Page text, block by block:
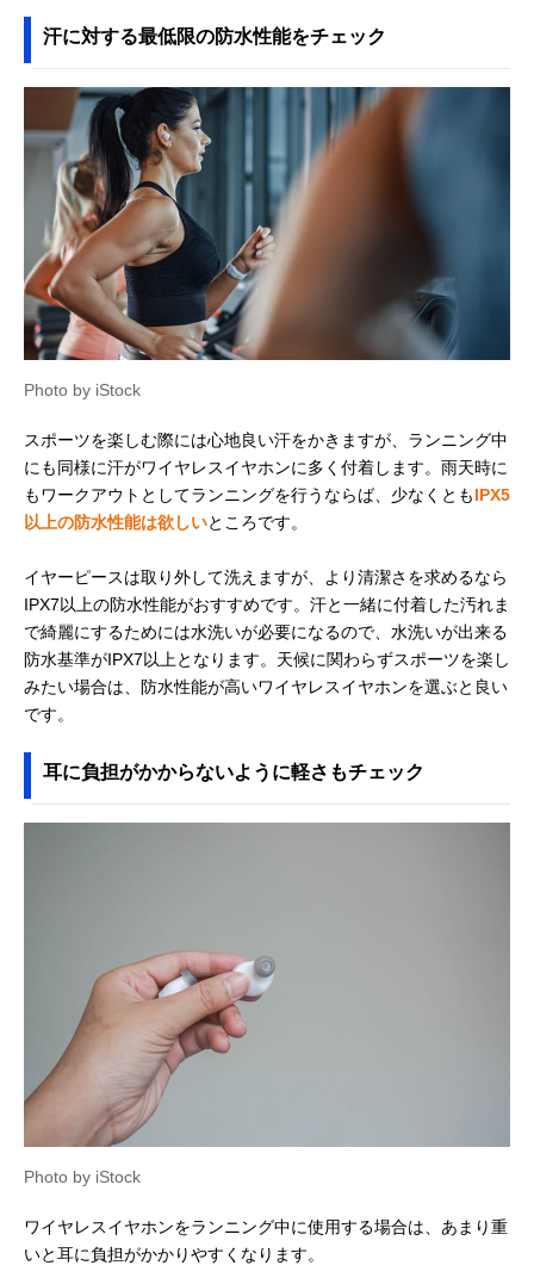
汗に対する最低限の防水性能をチェック
Photo by iStock
スポーツを楽しむ際には心地良い汗をかきますが、ランニング中
にも同様に汗がワイヤレスイヤホンに多く付着します。雨天時に
もワークアウトとしてランニングを行うならば、少なくともIPX5
以上の防水性能は欲しいところです。
イヤーピースは取り外して洗えますが、より清潔さを求めるなら
IPX7以上の防水性能がおすすめです。汗と一緒に付着した汚れま
で綺麗にするためには水洗いが必要になるので、水洗いが出来る
防水基準がIPX7以上となります。天候に関わらずスポーツを楽し
みたい場合は、防水性能が高いワイヤレスイヤホンを選ぶと良い
です。
耳に負担がかからないように軽さもチェック
Photo by iStock
ワイヤレスイヤホンをランニング中に使用する場合は、あまり重
いと耳に負担がかかりやすくなります。